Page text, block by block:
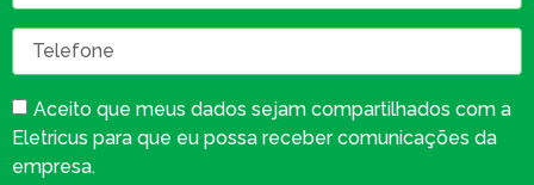
Aceito que meus dados sejam compartilhados com a
Eletricus para que eu possa receber comunicações da
empresa.